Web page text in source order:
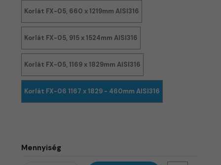
Korlát FX-05, 660 x 1219mm AISI316
Korlát FX-05, 915 x 1524mm AISI316
Korlát FX-05, 1169 x 1829mm AISI316
Korlát FX-06 1167 x 1829 - 460mm AISI316
Mennyiség